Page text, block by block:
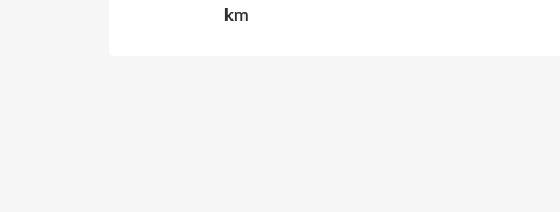
km